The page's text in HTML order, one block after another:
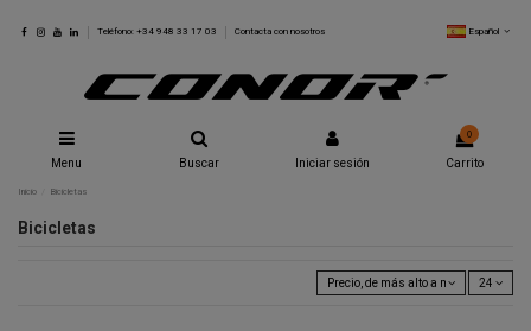
Teléfono: +34 948 33 17 03 Contacta con nosotros Español
Menu Buscar Iniciar sesión
0
Carrito
Inicio Bicicletas
Bicicletas
Precio, de más alto a más bajo
24